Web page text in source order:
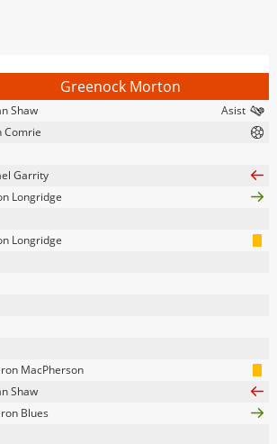
Greenock Morton
Shaw
Comrie
Garrity
Longridge
Longridge
MacPherson
Shaw
Blues